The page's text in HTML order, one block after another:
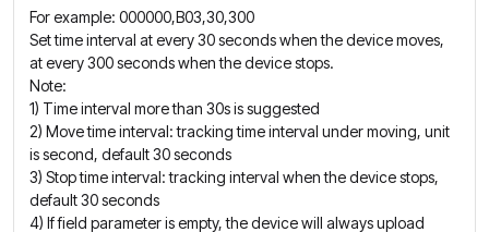
For example: 000000,B03,30,300
Set time interval at every 30 seconds when the device moves,
at every 300 seconds when the device stops.
Note:
1) Time interval more than 30s is suggested
2) Move time interval: tracking time interval under moving, unit
is second, default 30 seconds
3) Stop time interval: tracking interval when the device stops,
default 30 seconds
4) If field parameter is empty, the device will always upload